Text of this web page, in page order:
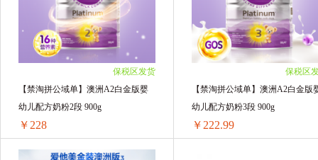
3罐装 ￥390(￥130/单罐)
4罐装 ￥520(￥130/单罐)
6罐装 ￥780(￥130/单罐)
3罐装 ￥355.71(￥118.57/单罐)
4罐装 ￥474.28(￥118.57/单罐)
5罐装 ￥592.85(￥118.57/单罐)
6罐装 ￥711.42(￥118.57/单罐)
保税区发货
【禁淘拼公域单】澳洲A2白金版婴
幼儿配方奶粉2段 900g
￥228
保税区
【禁淘拼公域单】澳洲A2白金版
幼儿配方奶粉3段 900g
￥222.99